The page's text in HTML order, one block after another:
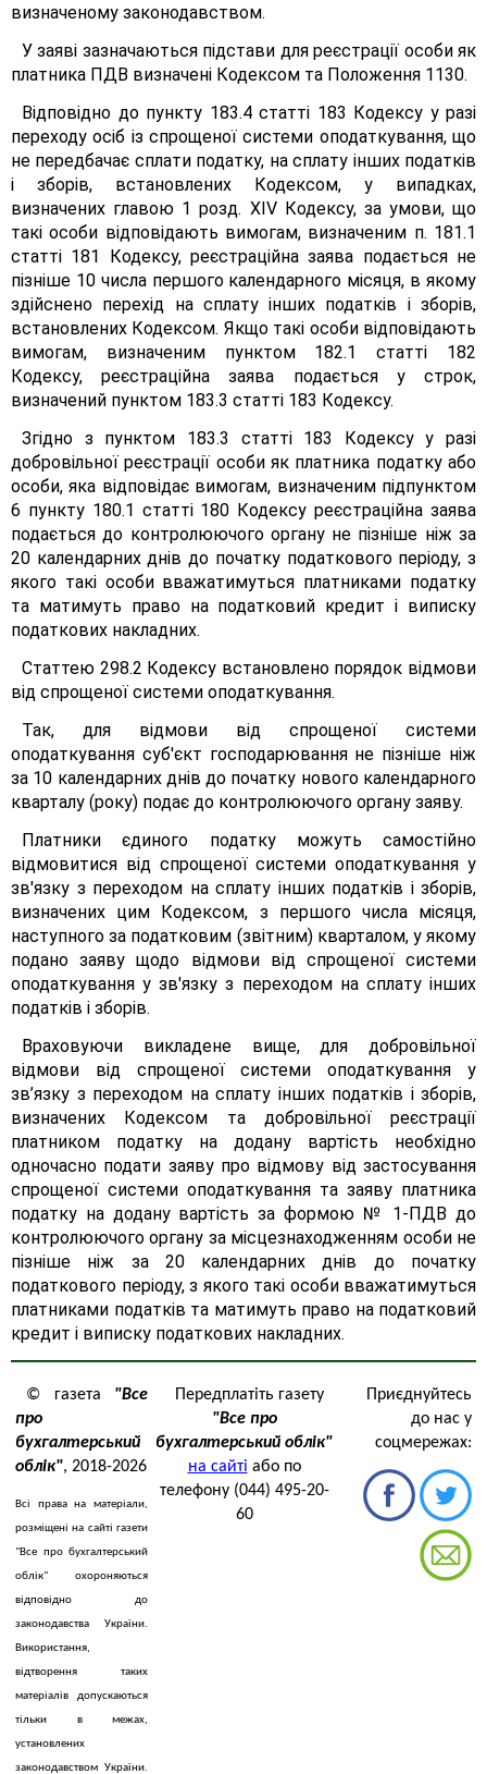
визначеному законодавством.
У заяві зазначаються підстави для реєстрації особи як
платника ПДВ визначені Кодексом та Положення 1130.
Відповідно до пункту 183.4 статті 183 Кодексу у разі
переходу осіб із спрощеної системи оподаткування, що
не передбачає сплати податку, на сплату інших податків
і зборів, встановлених Кодексом, у випадках,
визначених главою 1 розд. XIV Кодексу, за умови, що
такі особи відповідають вимогам, визначеним п. 181.1
статті 181 Кодексу, реєстраційна заява подається не
пізніше 10 числа першого календарного місяця, в якому
здійснено перехід на сплату інших податків і зборів,
встановлених Кодексом. Якщо такі особи відповідають
вимогам, визначеним пунктом 182.1 статті 182
Кодексу, реєстраційна заява подається у строк,
визначений пунктом 183.3 статті 183 Кодексу.
Згідно з пунктом 183.3 статті 183 Кодексу у разі
добровільної реєстрації особи як платника податку або
особи, яка відповідає вимогам, визначеним підпунктом
6 пункту 180.1 статті 180 Кодексу реєстраційна заява
подається до контролюючого органу не пізніше ніж за
20 календарних днів до початку податкового періоду, з
якого такі особи вважатимуться платниками податку
та матимуть право на податковий кредит і виписку
податкових накладних.
Статтею 298.2 Кодексу встановлено порядок відмови
від спрощеної системи оподаткування.
Так, для відмови від спрощеної системи
оподаткування суб'єкт господарювання не пізніше ніж
за 10 календарних днів до початку нового календарного
кварталу (року) подає до контролюючого органу заяву.
Платники єдиного податку можуть самостійно
відмовитися від спрощеної системи оподаткування у
зв'язку з переходом на сплату інших податків і зборів,
визначених цим Кодексом, з першого числа місяця,
наступного за податковим (звітним) кварталом, у якому
подано заяву щодо відмови від спрощеної системи
оподаткування у зв'язку з переходом на сплату інших
податків і зборів.
Враховуючи викладене вище, для добровільної
відмови від спрощеної системи оподаткування у
зв’язку з переходом на сплату інших податків і зборів,
визначених Кодексом та добровільної реєстрації
платником податку на додану вартість необхідно
одночасно подати заяву про відмову від застосування
спрощеної системи оподаткування та заяву платника
податку на додану вартість за формою № 1-ПДВ до
контролюючого органу за місцезнаходженням особи не
пізніше ніж за 20 календарних днів до початку
податкового періоду, з якого такі особи вважатимуться
платниками податків та матимуть право на податковий
кредит і виписку податкових накладних.
© газета "Все
про
бухгалтерський
облік", 2018-2026
Всі права на матеріали,
розміщені на сайті газети
"Все про бухгалтерський
облік" охороняються
відповідно до
законодавства України.
Використання,
відтворення таких
матеріалів допускаються
тільки в межах,
установлених
законодавством України.
Передплатіть газету
"Все про
бухгалтерський облік"
на сайті або по
телефону (044) 495-20-
60
Приєднуйтесь
до нас у
соцмережах: